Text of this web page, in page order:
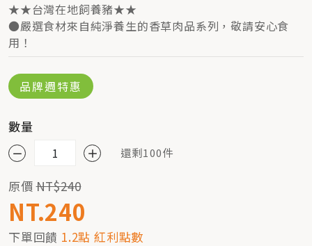
★★台灣在地飼養豬★★
●嚴選食材來自純淨養生的香草肉品系列，敬請安心食
用！
品牌週特惠
數量
還剩100件
原價NT$240
NT.240
下單回饋 1.2點 紅利點數